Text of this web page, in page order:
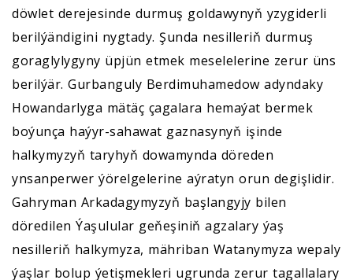
döwlet derejesinde durmuş goldawynyň yzygiderli
berilýändigini nygtady. Şunda nesilleriň durmuş
goraglylygyny üpjün etmek meselelerine zerur üns
berilýär. Gurbanguly Berdimuhamedow adyndaky
Howandarlyga mätäç çagalara hemaýat bermek
boýunça haýyr-sahawat gaznasynyň işinde
halkymyzyň taryhyň dowamynda döreden
ynsanperwer ýörelgelerine aýratyn orun degişlidir.
Gahryman Arkadagymyzyň başlangyjy bilen
döredilen Ýaşulular geňeşiniň agzalary ýaş
nesilleriň halkymyza, mähriban Watanymyza wepaly
ýaşlar bolup ýetişmekleri ugrunda zerur tagallalary